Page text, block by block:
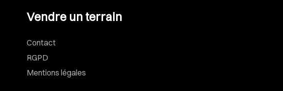
Vendre un terrain
Contact
RGPD
Mentions légales